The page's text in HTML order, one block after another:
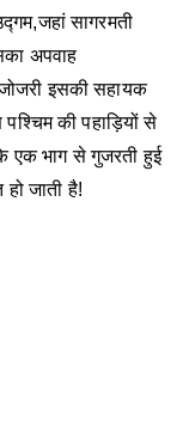
सागरमती
अपवाह
इसकी सहायक
की पहाड़ियों से
के एक भाग से गुजरती हुई
जाती है!